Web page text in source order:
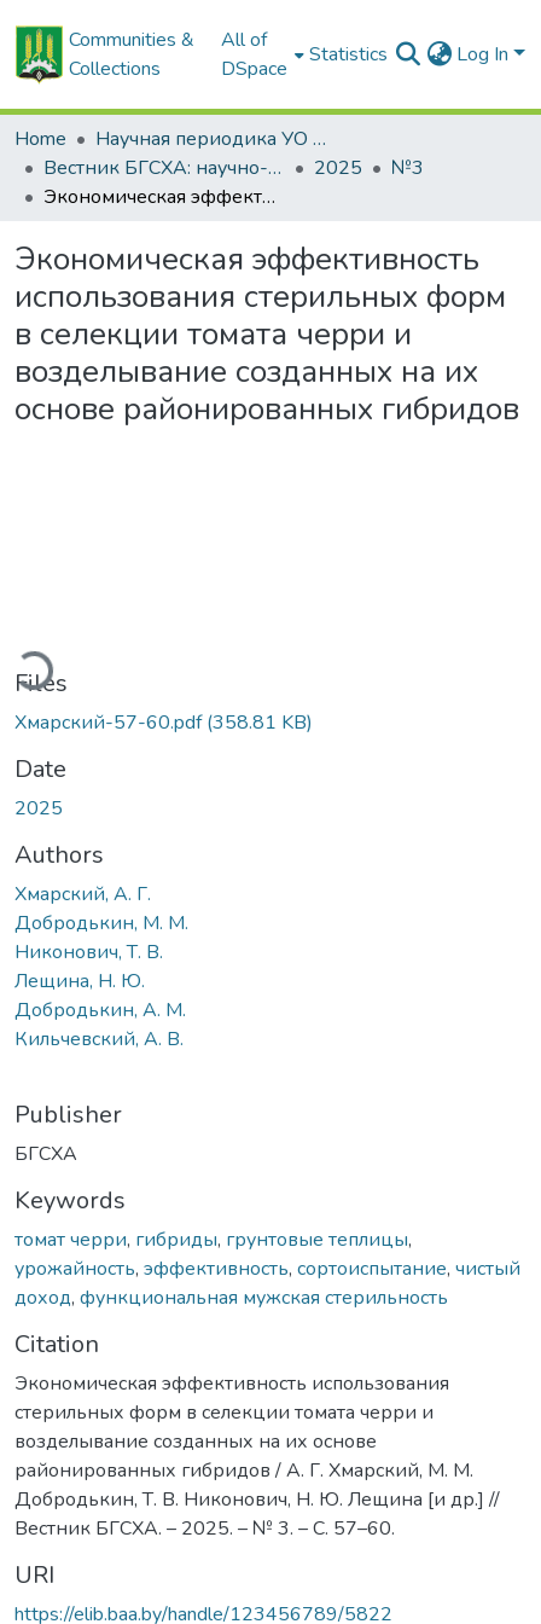
Communities &
Collections
All of
DSpace
Statistics Log In
Home
Научная периодика УО БГСХА
Вестник БГСХА: научно-методический журнал Белорусской государственной сельскохозяйственной академии
2025
№3
Экономическая эффективность использования стерильных форм в селекции томата черри и возделывание созданных на их основе районированных гибридов
Экономическая эффективность
использования стерильных форм
в селекции томата черри и
возделывание созданных на их
основе районированных гибридов
Files
Хмарский-57-60.pdf(358.81 KB)
Date
2025
Authors
Хмарский, А. Г.
Добродькин, М. М.
Никонович, Т. В.
Лещина, Н. Ю.
Добродькин, А. М.
Кильчевский, А. В.
Publisher
БГСХА
Keywords
томат черри, гибриды, грунтовые теплицы,
урожайность, эффективность, сортоиспытание, чистый
доход, функциональная мужская стерильность
Citation
Экономическая эффективность использования
стерильных форм в селекции томата черри и
возделывание созданных на их основе
районированных гибридов / А. Г. Хмарский, М. М.
Добродькин, Т. В. Никонович, Н. Ю. Лещина [и др.] //
Вестник БГСХА. – 2025. – № 3. – С. 57–60.
URI
https://elib.baa.by/handle/123456789/5822